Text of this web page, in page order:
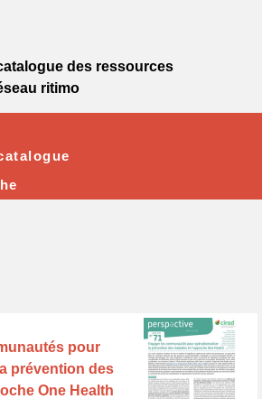
pour
prévention des
One Health
des ressources
ritimo